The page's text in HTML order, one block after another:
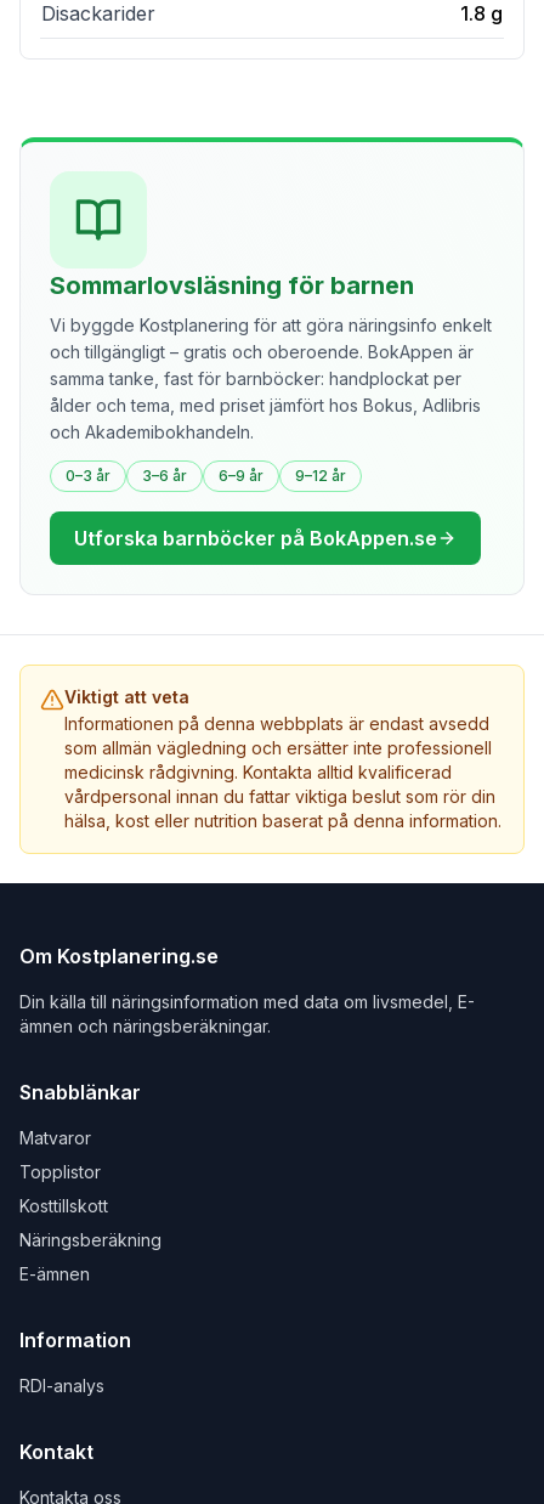
Disackarider 1.8 g
Sommarlovsläsning för barnen
Vi byggde Kostplanering för att göra näringsinfo enkelt
och tillgängligt – gratis och oberoende. BokAppen är
samma tanke, fast för barnböcker: handplockat per
ålder och tema, med priset jämfört hos Bokus, Adlibris
och Akademibokhandeln.
0–3 år 3–6 år 6–9 år 9–12 år
Utforska barnböcker på BokAppen.se
Viktigt att veta
Informationen på denna webbplats är endast avsedd
som allmän vägledning och ersätter inte professionell
medicinsk rådgivning. Kontakta alltid kvalificerad
vårdpersonal innan du fattar viktiga beslut som rör din
hälsa, kost eller nutrition baserat på denna information.
Om Kostplanering.se
Din källa till näringsinformation med data om livsmedel, E-
ämnen och näringsberäkningar.
Snabblänkar
Matvaror
Topplistor
Kosttillskott
Näringsberäkning
E-ämnen
Information
RDI-analys
Kontakt
Kontakta oss